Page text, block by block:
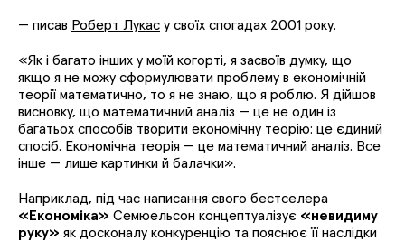
— писав Роберт Лукас у своїх спогадах 2001 року.
«Як і багато інших у моїй когорті, я засвоїв думку, що
якщо я не можу сформулювати проблему в економічній
теорії математично, то я не знаю, що я роблю. Я дійшов
висновку, що математичний аналіз — це не один із
багатьох способів творити економічну теорію: це єдиний
спосіб. Економічна теорія — це математичний аналіз. Все
інше — лише картинки й балачки».
Наприклад, під час написання свого бестселера
«Економіка» Семюельсон концептуалізує «невидиму
руку» як досконалу конкуренцію та пояснює її наслідки